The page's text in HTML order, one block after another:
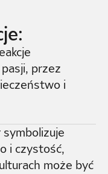
przez
i
i czystość,
może być